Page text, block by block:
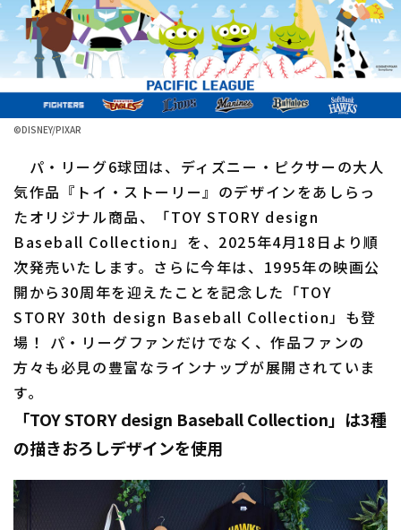
日程・結果
順位表･成績
1軍公式戦
ファーム東地区
ファーム中地区
ファーム西地区
交流戦
選手名鑑
北海道日本ハムファイターズ
東北楽天ゴールデンイーグルス
埼玉西武ライオンズ
千葉ロッテマリーンズ
オリックス・バファローズ
福岡ソフトバンクホークス
©︎DISNEY/PIXAR
パ・リーグ6球団は、ディズニー・ピクサーの大人
気作品『トイ・ストーリー』のデザインをあしらっ
たオリジナル商品、「TOY STORY design
Baseball Collection」を、2025年4月18日より順
次発売いたします。さらに今年は、1995年の映画公
開から30周年を迎えたことを記念した「TOY
STORY 30th design Baseball Collection」も登
場！ パ・リーグファンだけでなく、作品ファンの
方々も必見の豊富なラインナップが展開されていま
す。
「TOY STORY design Baseball Collection」は3種
の描きおろしデザインを使用